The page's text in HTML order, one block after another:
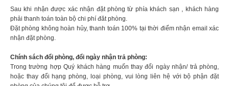
Sau khi nhận được xác nhận đặt phòng từ phía khách sạn , khách hàng
phải thanh toán toàn bộ chi phí đăt phòng.
Đặt phòng không hoàn hủy, thanh toán 100% tại thời điểm nhận email xác
nhận đặt phòng.
Chính sách đổi phòng, đổi ngày nhận trả phòng:
Trong trường hợp Quý khách hàng muốn thay đổi ngày nhận/ trả phòng,
hoặc thay đổi hạng phòng, loại phòng, vui lòng liên hệ với bộ phận đặt